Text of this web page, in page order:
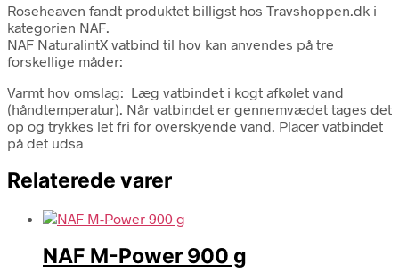
Roseheaven fandt produktet billigst hos Travshoppen.dk i
kategorien NAF.
NAF NaturalintX vatbind til hov kan anvendes på tre
forskellige måder:
Varmt hov omslag: Læg vatbindet i kogt afkølet vand
(håndtemperatur). Når vatbindet er gennemvædet tages det
op og trykkes let fri for overskyende vand. Placer vatbindet
på det udsa
Relaterede varer
NAF M-Power 900 g